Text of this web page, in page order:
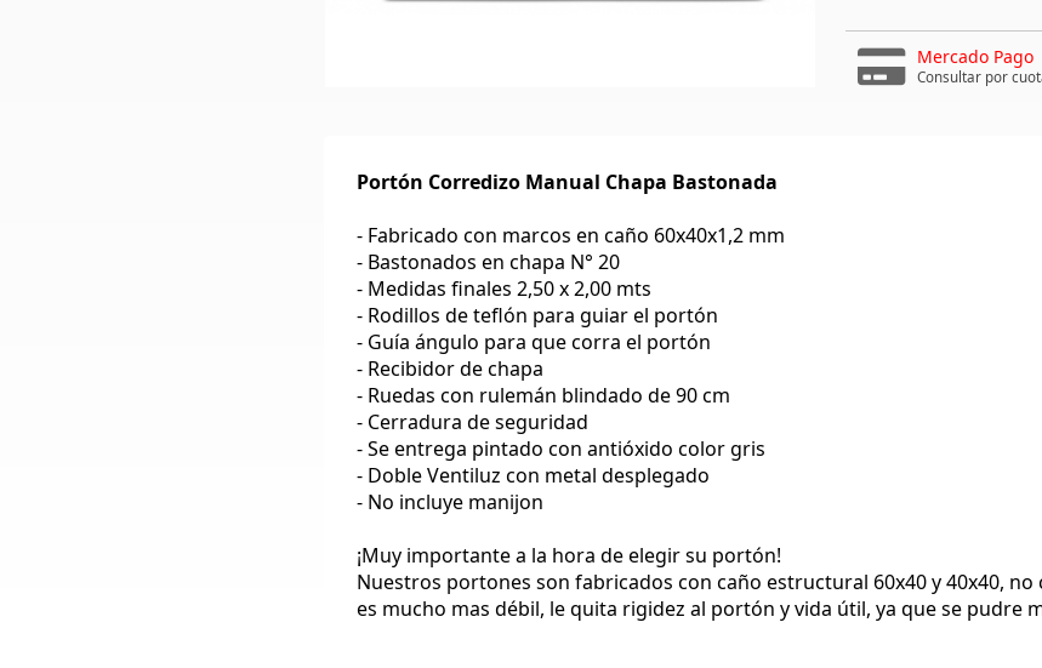
Mercado Pago
Consultar por
Portón Corredizo Manual Chapa Bastonada
- Fabricado con marcos en caño 60x40x1,2 mm
- Bastonados en chapa N° 20
- Medidas finales 2,50 x 2,00 mts
- Rodillos de teflón para guiar el portón
- Guía ángulo para que corra el portón
- Recibidor de chapa
- Ruedas con rulemán blindado de 90 cm
- Cerradura de seguridad
- Se entrega pintado con antióxido color gris
- Doble Ventiluz con metal desplegado
- No incluye manijon
¡Muy importante a la hora de elegir su portón!
Nuestros portones son fabricados con caño estructural 60x40 y 40x40, no
es mucho mas débil, le quita rigidez al portón y vida útil, ya que se pudre